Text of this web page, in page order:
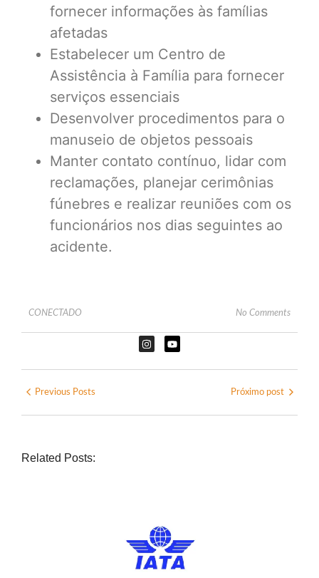
fornecer informações às famílias
afetadas
Estabelecer um Centro de
Assistência à Família para fornecer
serviços essenciais
Desenvolver procedimentos para o
manuseio de objetos pessoais
Manter contato contínuo, lidar com
reclamações, planejar cerimônias
fúnebres e realizar reuniões com os
funcionários nos dias seguintes ao
acidente.
CONECTADO No Comments
Previous Posts Próximo post
Related Posts: